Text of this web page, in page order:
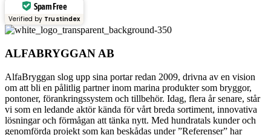
Spam Free
Verified by Trustindex
ALFABRYGGAN AB
AlfaBryggan slog upp sina portar redan 2009, drivna av en vision
om att bli en pålitlig partner inom marina produkter som bryggor,
pontoner, förankringssystem och tillbehör. Idag, flera år senare, står
vi som en ledande aktör kända för vårt breda sortiment, innovativa
lösningar och förmågan att tänka nytt. Med hundratals kunder och
genomförda projekt som kan beskådas under ”Referenser” har